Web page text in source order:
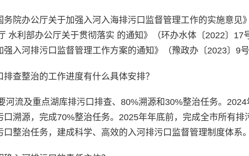
院办公厅关于加强入河入海排污口监督管理工作的实施意见
水利部办公厅关于贯彻落实 的通知》（环办水体〔2022〕17
入河排污口监督管理工作方案的通知》（豫政办〔2023〕9号
排查整治的工作进度有什么具体安排？
河流及重点湖库排污口排查、80%溯源和30%整治任务。
溯源，完成70%整治任务。2025年年底前，完成全市所有排
整治任务，建成科学、高效的入河排污口监督管理制度体系。